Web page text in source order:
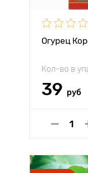
Огурец
Кол-во в
39 руб